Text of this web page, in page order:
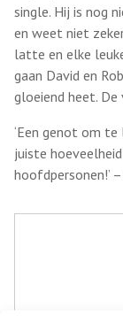
single. Hij is nog
en weet niet
latte en elke
gaan David en
gloeiend heet. De
‘Een genot om
juiste
hoofdpersonen!’